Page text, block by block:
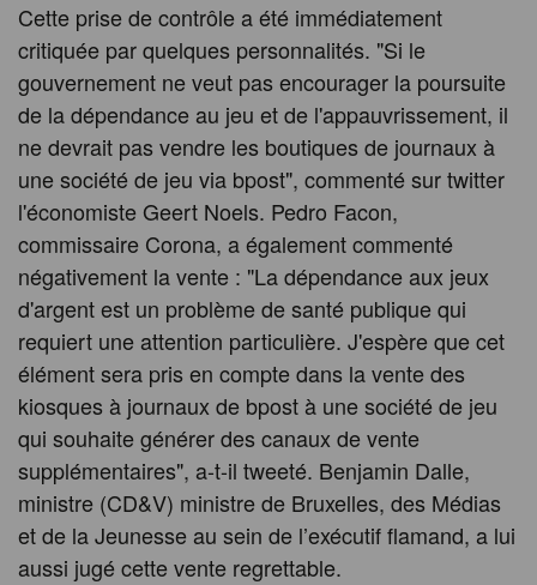
Cette prise de contrôle a été immédiatement
critiquée par quelques personnalités. "Si le
gouvernement ne veut pas encourager la poursuite
de la dépendance au jeu et de l'appauvrissement, il
ne devrait pas vendre les boutiques de journaux à
une société de jeu via bpost", commenté sur twitter
l'économiste Geert Noels. Pedro Facon,
commissaire Corona, a également commenté
négativement la vente : "La dépendance aux jeux
d'argent est un problème de santé publique qui
requiert une attention particulière. J'espère que cet
élément sera pris en compte dans la vente des
kiosques à journaux de bpost à une société de jeu
qui souhaite générer des canaux de vente
supplémentaires", a-t-il tweeté. Benjamin Dalle,
ministre (CD&V) ministre de Bruxelles, des Médias
et de la Jeunesse au sein de l’exécutif flamand, a lui
aussi jugé cette vente regrettable.